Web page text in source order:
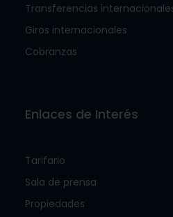
Transferencias
Giros internacionales
Cobranzas
Enlaces de Interés
Tarifario
Sala de prensa
Propiedades